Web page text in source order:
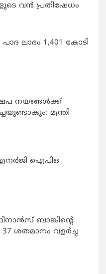
വന്‍ പ്രതിഷേധം
പാദ ലാഭം 1,401 കോടി
നയങ്ങള്‍ക്ക്
മന്ത്രി
എനർജി ഐപിഒ
ബാങ്കിന്റെ
ശതമാനം വളർച്ച